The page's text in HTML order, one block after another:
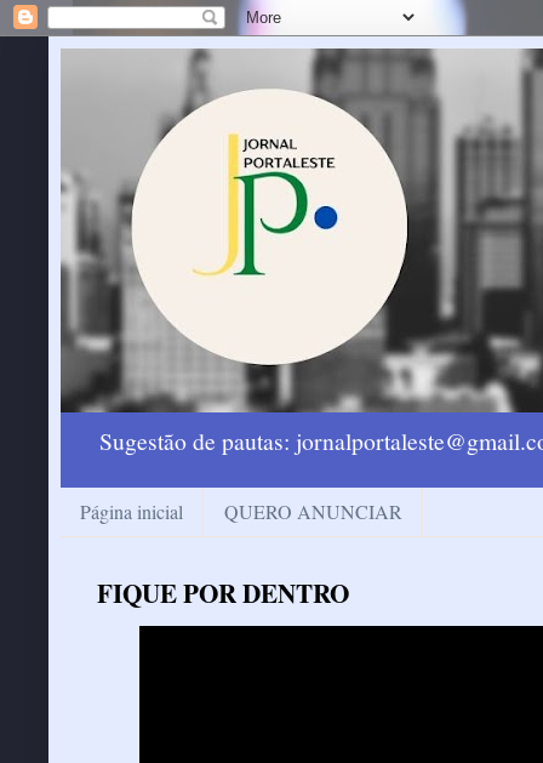
Sugestão de pautas:
Página inicial QUERO ANUNCIAR
FIQUE POR DENTRO